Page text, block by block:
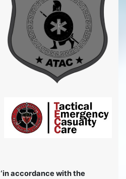
‘in accordance with the